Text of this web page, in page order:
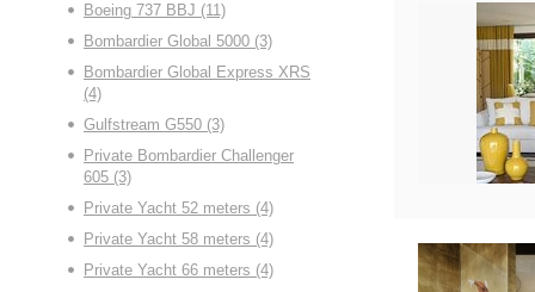
Boeing 737 BBJ (11)
Bombardier Global 5000 (3)
Bombardier Global Express XRS
(4)
Gulfstream G550 (3)
Private Bombardier Challenger
605 (3)
Private Yacht 52 meters (4)
Private Yacht 58 meters (4)
Private Yacht 66 meters (4)